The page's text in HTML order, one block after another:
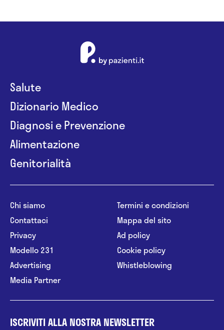
Salute
Dizionario Medico
Diagnosi e Prevenzione
Alimentazione
Genitorialità
Chi siamo
Contattaci
Privacy
Modello 231
Advertising
Media Partner
Termini e condizioni
Mappa del sito
Ad policy
Cookie policy
Whistleblowing
ISCRIVITI ALLA NOSTRA NEWSLETTER